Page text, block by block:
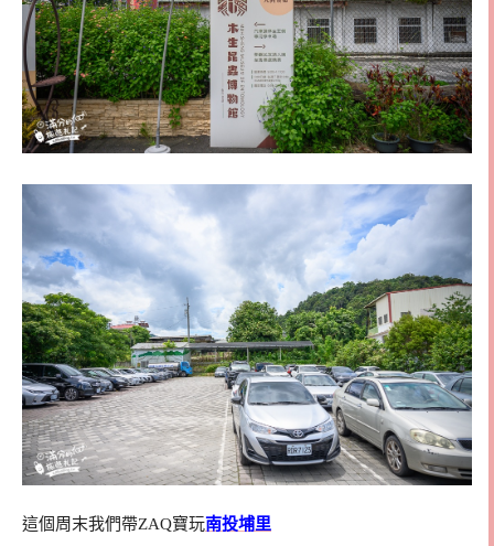
這個周末我們帶ZAQ寶玩南投埔里